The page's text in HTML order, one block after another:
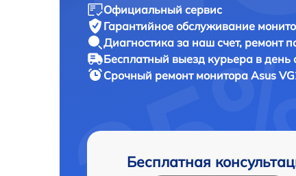
Официальный сервис
Гарантийное обслуживание
Диагностика за наш счет, ремонт
Бесплатный выезд курьера в день
Срочный ремонт монитора Asus
Бесплатная